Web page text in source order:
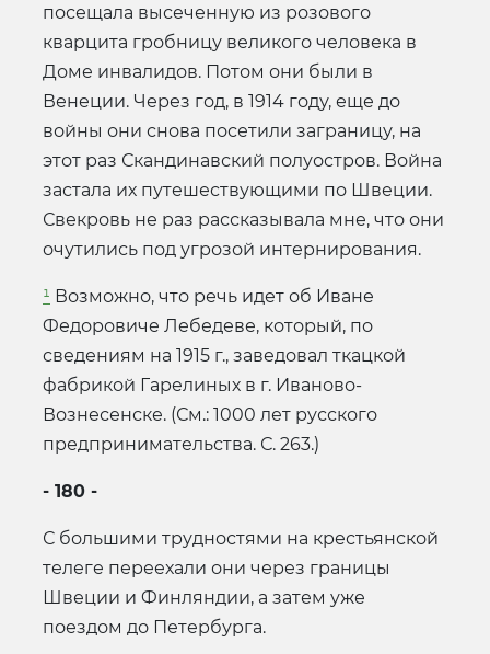
посещала высеченную из розового
кварцита гробницу великого человека в
Доме инвалидов. Потом они были в
Венеции. Через год, в 1914 году, еще до
войны они снова посетили заграницу, на
этот раз Скандинавский полуостров. Война
застала их путешествующими по Швеции.
Свекровь не раз рассказывала мне, что они
очутились под угрозой интернирования.
¹ Возможно, что речь идет об Иване
Федоровиче Лебедеве, который, по
сведениям на 1915 г., заведовал ткацкой
фабрикой Гарелиных в г. Иваново-
Вознесенске. (См.: 1000 лет русского
предпринимательства. С. 263.)
- 180 -
С большими трудностями на крестьянской
телеге переехали они через границы
Швеции и Финляндии, а затем уже
поездом до Петербурга.